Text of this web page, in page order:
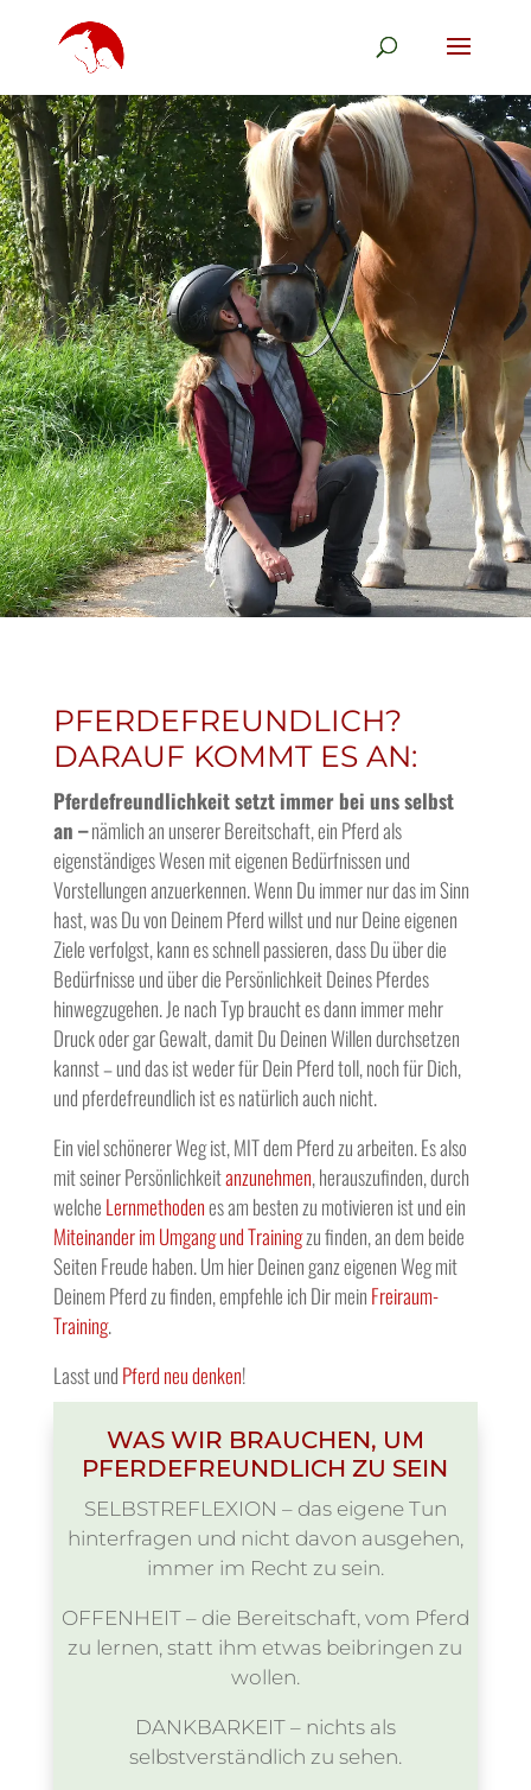
PFERDEFREUNDLICH?
DARAUF KOMMT ES AN:
Pferdefreundlichkeit setzt immer bei uns selbst
an –nämlich an unserer Bereitschaft, ein Pferd als
eigenständiges Wesen mit eigenen Bedürfnissen und
Vorstellungen anzuerkennen. Wenn Du immer nur das im Sinn
hast, was Du von Deinem Pferd willst und nur Deine eigenen
Ziele verfolgst, kann es schnell passieren, dass Du über die
Bedürfnisse und über die Persönlichkeit Deines Pferdes
hinwegzugehen. Je nach Typ braucht es dann immer mehr
Druck oder gar Gewalt, damit Du Deinen Willen durchsetzen
kannst – und das ist weder für Dein Pferd toll, noch für Dich,
und pferdefreundlich ist es natürlich auch nicht.
Ein viel schönerer Weg ist, MIT dem Pferd zu arbeiten. Es also
mit seiner Persönlichkeitanzunehmen, herauszufinden, durch
welche Lernmethodenes am besten zu motivieren ist und ein
Miteinander im Umgang und Trainingzu finden, an dem beide
Seiten Freude haben. Um hier Deinen ganz eigenen Weg mit
Deinem Pferd zu finden, empfehle ich Dir mein Freiraum-
Training.
Lasst und Pferd neu denken!
WAS WIR BRAUCHEN, UM
PFERDEFREUNDLICH ZU SEIN
SELBSTREFLEXION – das eigene Tun
hinterfragen und nicht davon ausgehen,
immer im Recht zu sein.
OFFENHEIT – die Bereitschaft, vom Pferd
zu lernen, statt ihm etwas beibringen zu
wollen.
DANKBARKEIT – nichts als
selbstverständlich zu sehen.